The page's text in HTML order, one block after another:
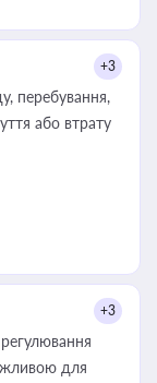
+3
перебування,
або втрату
+3
для